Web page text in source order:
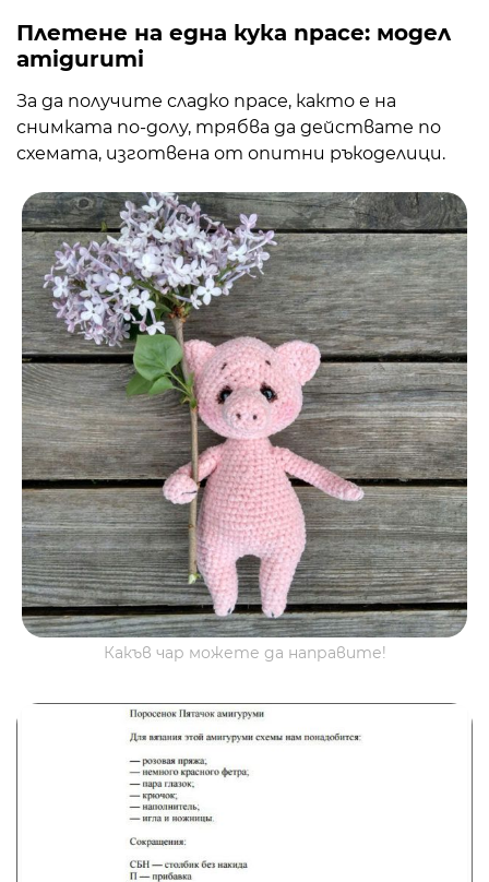
Плетене на една кука прасе: модел
amigurumi
За да получите сладко прасе, както е на
снимката по-долу, трябва да действате по
схемата, изготвена от опитни ръкоделици.
Какъв чар можете да направите!